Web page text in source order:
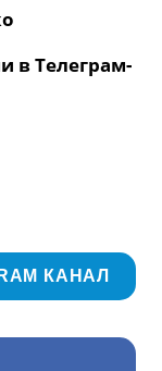
в Телеграм-
КАНАЛ